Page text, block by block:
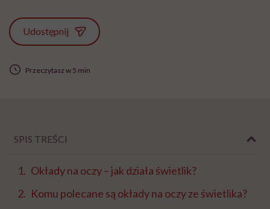
Udostępnij
Przeczytasz w 5 min
SPIS TREŚCI
Okłady na oczy – jak działa świetlik?
Komu polecane są okłady na oczy ze świetlika?